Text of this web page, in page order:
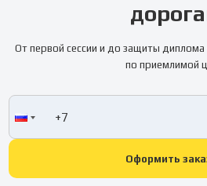
От первой сессии и до защиты
по приемлимой
Оформить